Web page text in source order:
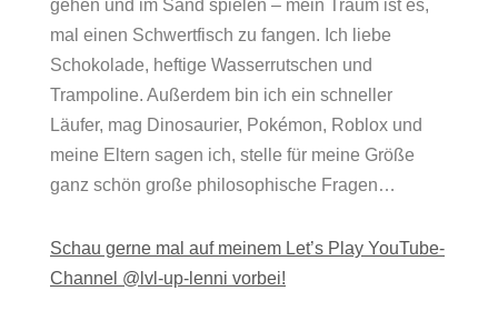
gehen und im Sand spielen – mein Traum ist es,
mal einen Schwertfisch zu fangen. Ich liebe
Schokolade, heftige Wasserrutschen und
Trampoline. Außerdem bin ich ein schneller
Läufer, mag Dinosaurier, Pokémon, Roblox und
meine Eltern sagen ich, stelle für meine Größe
ganz schön große philosophische Fragen…
Schau gerne mal auf meinem Let’s Play YouTube-
Channel @lvl-up-lenni vorbei!